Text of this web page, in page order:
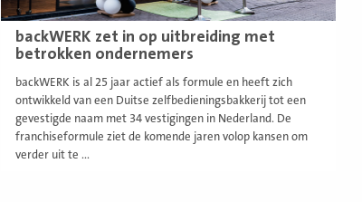
backWERK zet in op uitbreiding met
betrokken ondernemers
backWERK is al 25 jaar actief als formule en heeft zich
ontwikkeld van een Duitse zelfbedieningsbakkerij tot een
gevestigde naam met 34 vestigingen in Nederland. De
franchiseformule ziet de komende jaren volop kansen om
verder uit te ...